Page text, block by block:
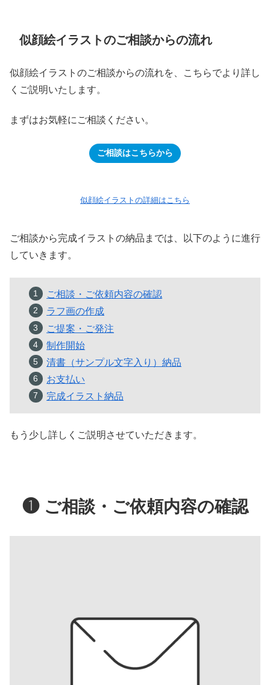
似顔絵イラストのご相談からの流れ
似顔絵イラストのご相談からの流れを、こちらでより詳し
くご説明いたします。
まずはお気軽にご相談ください。
ご相談はこちらから
似顔絵イラストの詳細はこちら
ご相談から完成イラストの納品までは、以下のように進行
していきます。
ご相談・ご依頼内容の確認
ラフ画の作成
ご提案・ご発注
制作開始
清書（サンプル文字入り）納品
お支払い
完成イラスト納品
もう少し詳しくご説明させていただきます。
❶ ご相談・ご依頼内容の確認